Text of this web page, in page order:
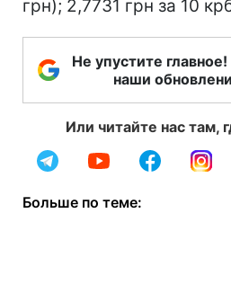
грн); 2,7731 грн за 10
Не упустите
наши
Или читайте нас там,
Больше по теме: